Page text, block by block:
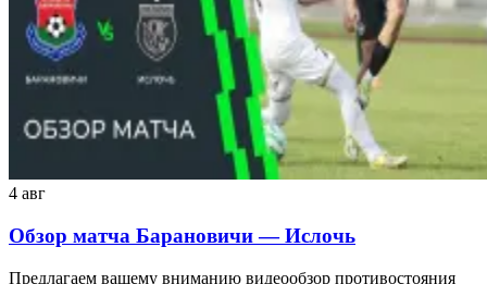
4 авг
Обзор матча Барановичи — Ислочь
Предлагаем вашему вниманию видеообзор противостояния